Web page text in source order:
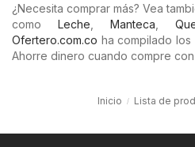
¿Necesita comprar más? Vea
como Leche Manteca
Ofertero.com.co ha compilado
Ahorre dinero cuando compre
Inicio Lista de